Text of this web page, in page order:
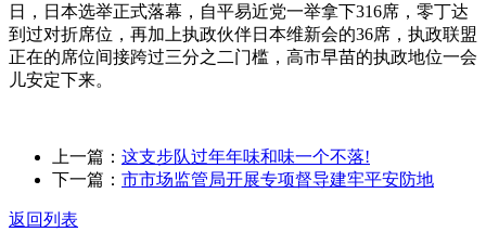
日，日本选举正式落幕，自平易近党一举拿下316席，零丁达
到过对折席位，再加上执政伙伴日本维新会的36席，执政联盟
正在的席位间接跨过三分之二门槛，高市早苗的执政地位一会
儿安定下来。
上一篇： 这支步队过年年味和味一个不落!
下一篇： 市市场监管局开展专项督导建牢平安防地
返回列表